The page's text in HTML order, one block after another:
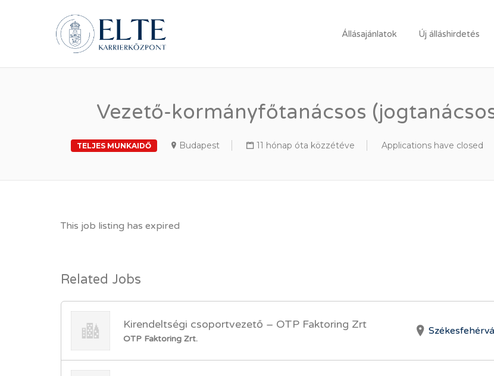
ELTE ÁLLÁSPORTÁL
Állásajánlatok Új álláshirdetés
Vezető-kormányfőtanácsos
TELJES MUNKAIDŐ Budapest 11 hónap óta közzétéve Applications have closed
This job listing has expired
Related Jobs
Kirendeltségi csoportvezető – OTP Faktoring Zrt
OTP Faktoring Zrt.